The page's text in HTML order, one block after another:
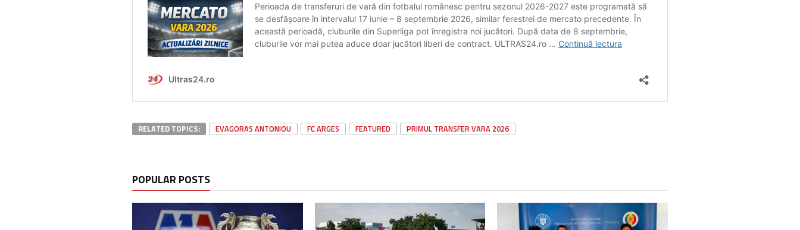
RELATED TOPICS: EVAGORAS ANTONIOU FC ARGES FEATURED PRIMUL TRANSFER VARA 2026
POPULAR POSTS